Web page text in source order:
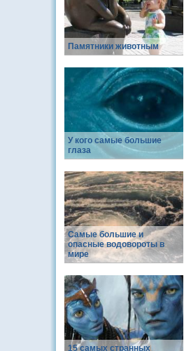
Памятники животным
У кого самые большие
глаза
Самые большие и
опасные водовороты в
мире
15 самых странных